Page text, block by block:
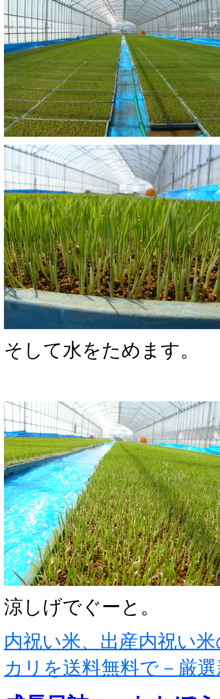
そして水をためます。
涼しげでぐーと。
内祝い米、出産内祝い
カリを送料無料で－厳